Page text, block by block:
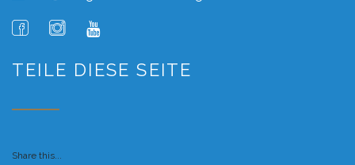
TEILE DIESE SEITE
Share this...